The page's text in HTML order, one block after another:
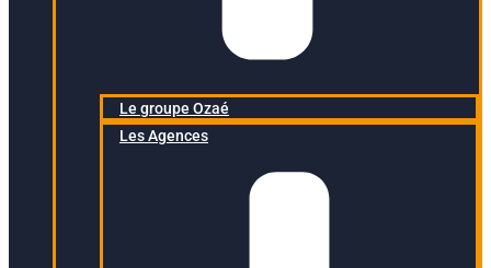
Le groupe Ozaé
Les Agences